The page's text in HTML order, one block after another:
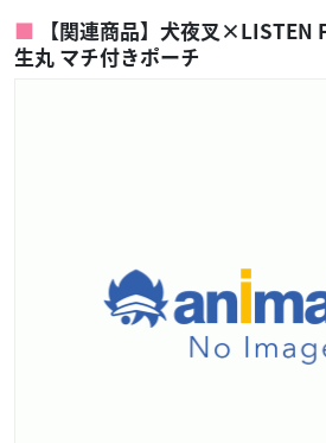
【関連商品】犬夜叉×LISTEN
生丸 マチ付きポーチ